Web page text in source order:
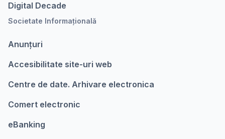
Digital Decade
Societate Informațională
Anunțuri
Accesibilitate site-uri web
Centre de date. Arhivare electronica
Comert electronic
eBanking